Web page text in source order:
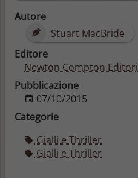
Autore
Stuart MacBride
Editore
Newton Compton Editori
Pubblicazione
07/10/2015
Categorie
Gialli e Thriller
Gialli e Thriller